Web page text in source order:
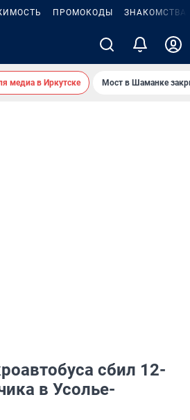
ПРОМОКОДЫ ЗНАКОМСТВА
медиа в Иркутске Мост в Шаманке
сбил 12-
в Усолье-